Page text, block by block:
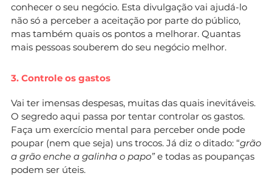
conhecer o seu negócio. Esta divulgação vai ajudá-lo
não só a perceber a aceitação por parte do público,
mas também quais os pontos a melhorar. Quantas
mais pessoas souberem do seu negócio melhor.
3. Controle os gastos
Vai ter imensas despesas, muitas das quais inevitáveis.
O segredo aqui passa por tentar controlar os gastos.
Faça um exercício mental para perceber onde pode
poupar (nem que seja) uns trocos. Já diz o ditado: “grão
a grão enche a galinha o papo”e todas as poupanças
podem ser úteis.